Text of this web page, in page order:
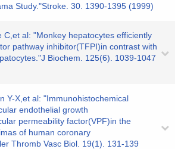
Study."Stroke. 30. 1390-1395 (1999)
C,et al: "Monkey hepatocytes efficiently
pathway inhibitor(TFPI)in contrast with
Biochem. 125(6). 1039-1047
Y-X,et al: "Immunohistochemical
endothelial growth
permeability factor(VPF)in the
of human coronary
Thromb Vasc Biol. 19(1). 131-139